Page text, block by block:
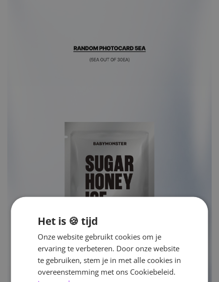
Het is 🍪 tijd
Onze website gebruikt cookies om je
ervaring te verbeteren. Door onze website
te gebruiken, stem je in met alle cookies in
overeenstemming met ons Cookiebeleid.